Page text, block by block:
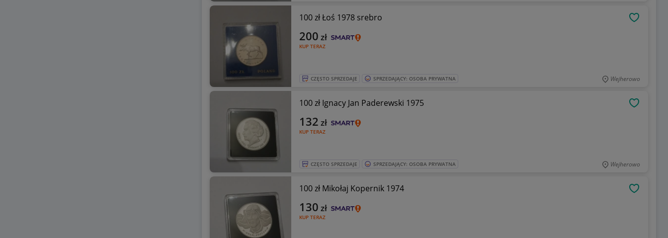
100 zł Łoś 1978 srebro
KUP TERAZ
200 zł
CZĘSTO SPRZEDAJE SPRZEDAJĄCY: OSOBA PRYWATNA Wejherowo
100 zł Ignacy Jan Paderewski 1975
KUP TERAZ
132 zł
CZĘSTO SPRZEDAJE SPRZEDAJĄCY: OSOBA PRYWATNA Wejherowo
100 zł Mikołaj Kopernik 1974
KUP TERAZ
130 zł